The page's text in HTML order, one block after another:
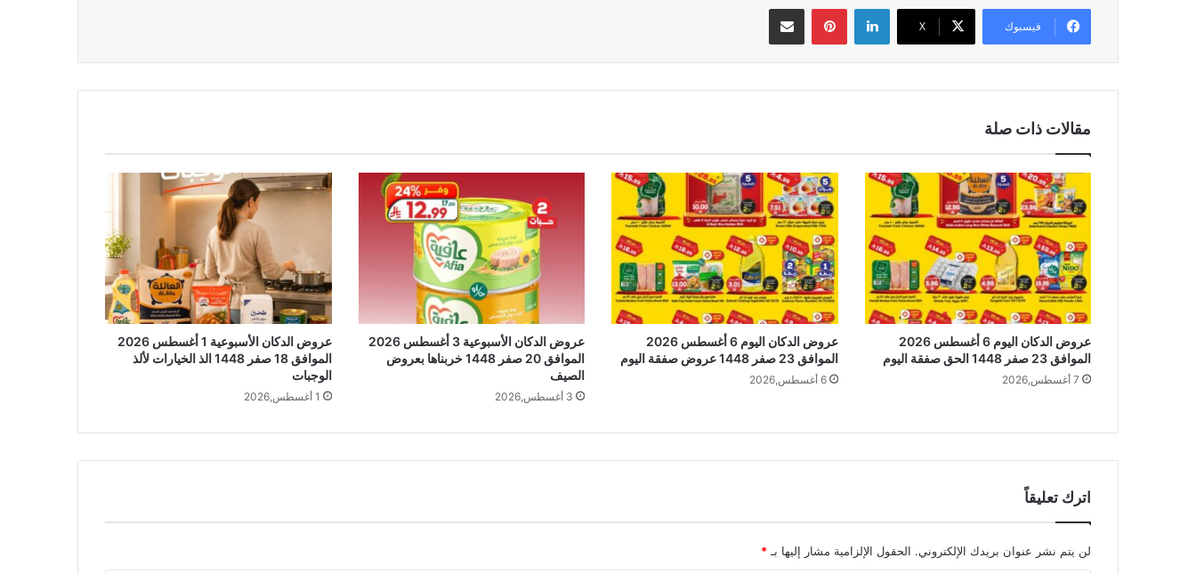
فيسبوك ‫X
لينكدإن بينتيريستمشاركة عبر البريد
مقالات ذات صلة
عروض الدكان اليوم 6 أغسطس 2026
الموافق 23 صفر 1448 الحق صفقة اليوم
7 أغسطس,2026
عروض الدكان اليوم 6 أغسطس 2026
الموافق 23 صفر 1448 عروض صفقة اليوم
6 أغسطس,2026
عروض الدكان الأسبوعية 3 أغسطس 2026
الموافق 20 صفر 1448 خربناها بعروض
الصيف
3 أغسطس,2026
عروض الدكان الأسبوعية 1 أغسطس 2026
الموافق 18 صفر 1448 الذ الخيارات لألذ
الوجبات
1 أغسطس,2026
اترك تعليقاً
لن يتم نشر عنوان بريدك الإلكتروني. الحقول الإلزامية مشار إليها بـ *